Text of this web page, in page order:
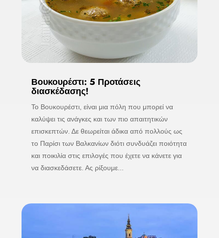
Βουκουρέστι: 5 Προτάσεις
διασκέδασης!
Το Βουκουρέστι, είναι μια πόλη που μπορεί να
καλύψει τις ανάγκες και των πιο απαιτητικών
επισκεπτών. Δε θεωρείται άδικα από πολλούς ως
το Παρίσι των Βαλκανίων διότι συνδυάζει ποιότητα
και ποικιλία στις επιλογές που έχετε να κάνετε για
να διασκεδάσετε. Ας ρίξουμε...